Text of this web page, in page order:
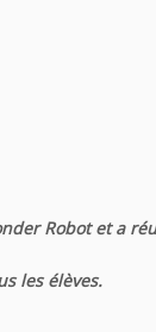
Robot et a
les élèves.